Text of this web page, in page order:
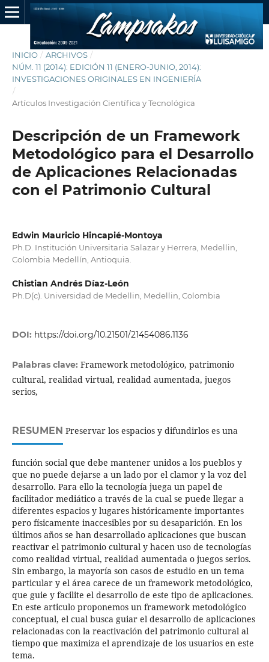
INICIO / ARCHIVOS /
NÚM. 11 (2014): EDICIÓN 11 (ENERO-JUNIO, 2014):
INVESTIGACIONES ORIGINALES EN INGENIERÍA
/
Artículos Investigación Científica y Tecnológica
Descripción de un Framework
Metodológico para el Desarrollo
de Aplicaciones Relacionadas
con el Patrimonio Cultural
Edwin Mauricio Hincapié-Montoya
Ph.D. Institución Universitaria Salazar y Herrera, Medellin,
Colombia Medellín, Antioquia.
Chistian Andrés Díaz-León
Ph.D(c). Universidad de Medellin, Medellin, Colombia
DOI: https://doi.org/10.21501/21454086.1136
Palabras clave: Framework metodológico, patrimonio
cultural, realidad virtual, realidad aumentada, juegos
serios,
RESUMEN Preservar los espacios y difundirlos es una
función social que debe mantener unidos a los pueblos y
que no puede dejarse a un lado por el clamor y la voz del
desarrollo. Para ello la tecnología juega un papel de
facilitador mediático a través de la cual se puede llegar a
diferentes espacios y lugares históricamente importantes
pero físicamente inaccesibles por su desaparición. En los
últimos años se han desarrollado aplicaciones que buscan
reactivar el patrimonio cultural y hacen uso de tecnologías
como realidad virtual, realidad aumentada o juegos serios.
Sin embargo, la mayoría son casos de estudio en un tema
particular y el área carece de un framework metodológico,
que guie y facilite el desarrollo de este tipo de aplicaciones.
En este articulo proponemos un framework metodológico
conceptual, el cual busca guiar el desarrollo de aplicaciones
relacionadas con la reactivación del patrimonio cultural al
tiempo que maximiza el aprendizaje de los usuarios en este
tema.